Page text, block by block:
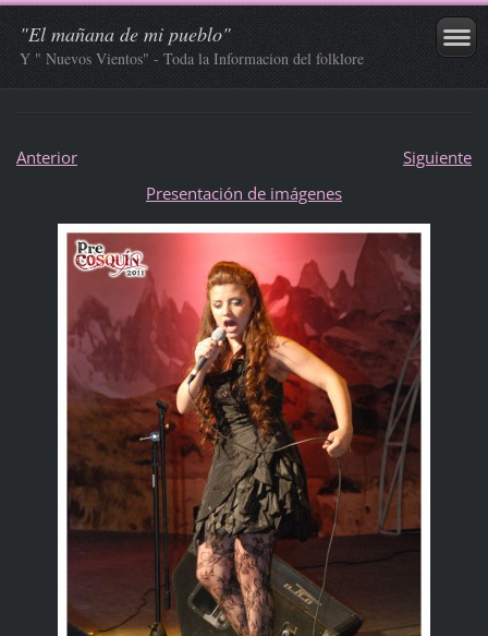
"El mañana de mi pueblo"
Y " Nuevos Vientos" - Toda la Informacion del folklore
Anterior
Siguiente
Presentación de imágenes